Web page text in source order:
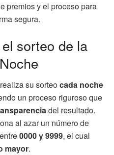
premios y el proceso para
segura.
sorteo de la
realiza su sorteocada noche
un proceso riguroso que
del resultado.
al azar un número de
0000 y 9999, el cual
mayor.